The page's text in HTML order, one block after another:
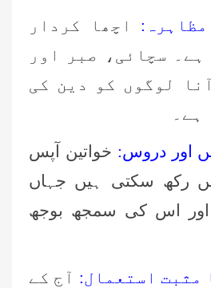
اچھا کردار
سچائی، صبر اور
لوگوں کو دین کی
ہے۔
اور دروس: خواتین آپس
رکھ سکتی ہیں جہاں
اور اس کی سمجھ بوجھ
مثبت استعمال: آج کے